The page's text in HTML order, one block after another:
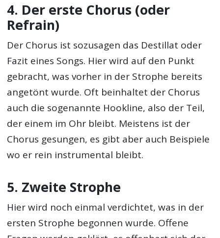
4. Der erste Chorus (oder
Refrain)
Der Chorus ist sozusagen das Destillat oder
Fazit eines Songs. Hier wird auf den Punkt
gebracht, was vorher in der Strophe bereits
angetönt wurde. Oft beinhaltet der Chorus
auch die sogenannte Hookline, also der Teil,
der einem im Ohr bleibt. Meistens ist der
Chorus gesungen, es gibt aber auch Beispiele
wo er rein instrumental bleibt.
5. Zweite Strophe
Hier wird noch einmal verdichtet, was in der
ersten Strophe begonnen wurde. Offene